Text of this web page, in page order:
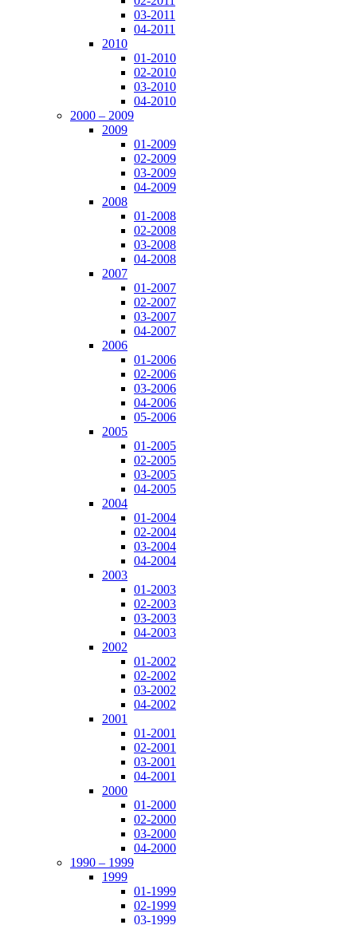
03-2011
04-2011
2010
01-2010
02-2010
03-2010
04-2010
2000 – 2009
2009
01-2009
02-2009
03-2009
04-2009
2008
01-2008
02-2008
03-2008
04-2008
2007
01-2007
02-2007
03-2007
04-2007
2006
01-2006
02-2006
03-2006
04-2006
05-2006
2005
01-2005
02-2005
03-2005
04-2005
2004
01-2004
02-2004
03-2004
04-2004
2003
01-2003
02-2003
03-2003
04-2003
2002
01-2002
02-2002
03-2002
04-2002
2001
01-2001
02-2001
03-2001
04-2001
2000
01-2000
02-2000
03-2000
04-2000
1990 – 1999
1999
01-1999
02-1999
03-1999